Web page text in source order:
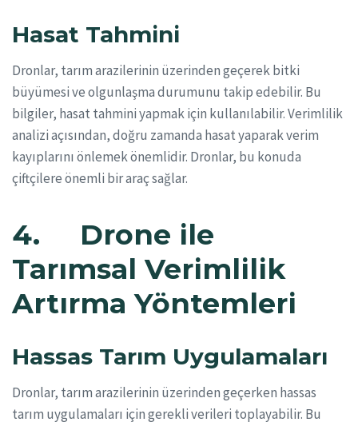
Hasat Tahmini
Dronlar, tarım arazilerinin üzerinden geçerek bitki
büyümesi ve olgunlaşma durumunu takip edebilir. Bu
bilgiler, hasat tahmini yapmak için kullanılabilir. Verimlilik
analizi açısından, doğru zamanda hasat yaparak verim
kayıplarını önlemek önemlidir. Dronlar, bu konuda
çiftçilere önemli bir araç sağlar.
4. Drone ile
Tarımsal Verimlilik
Artırma Yöntemleri
Hassas Tarım Uygulamaları
Dronlar, tarım arazilerinin üzerinden geçerken hassas
tarım uygulamaları için gerekli verileri toplayabilir. Bu